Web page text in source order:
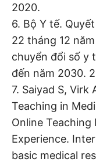
2020.
6. Bộ Y tế.
22 tháng 12
chuyển đổi số y
đến năm 2030.
7. Saiyad S, Virk
Teaching in
Online
Experience.
basic medical